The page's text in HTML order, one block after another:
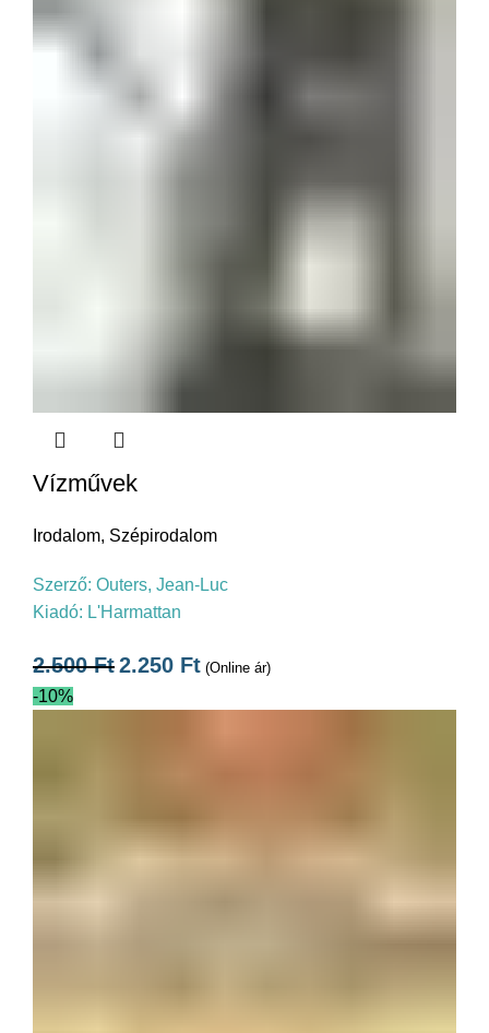
Vízművek
Irodalom, Szépirodalom
Szerző: Outers, Jean-Luc
Kiadó: L'Harmattan
2.500Ft2.250 Ft (Online ár)
-10%